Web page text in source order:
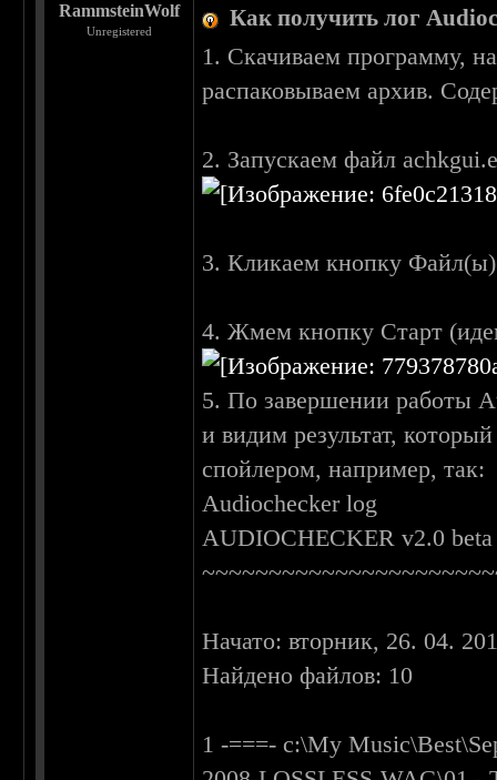
RammsteinWolf
Unregistered
Как получить лог
1. Скачиваем программу,
распаковываем архив.
2. Запускаем файл
3. Кликаем кнопку
4. Жмем кнопку Старт
5. По завершении работы
и видим результат,
спойлером, например, так:
Audiochecker log
AUDIOCHECKER v2.0
Начато: вторник, 26. 04.
Найдено файлов: 10
1 -===- c:\My